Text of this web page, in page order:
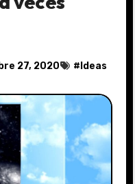
27, 2020 # Ideas